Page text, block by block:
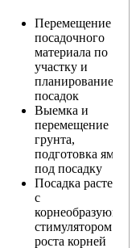
Перемещение
посадочного
материала по
участку и
планирование
посадок
Выемка и
перемещение
грунта,
подготовка ямы
под посадку
Посадка растения
с
корнеобразующим
стимулятором
роста корней